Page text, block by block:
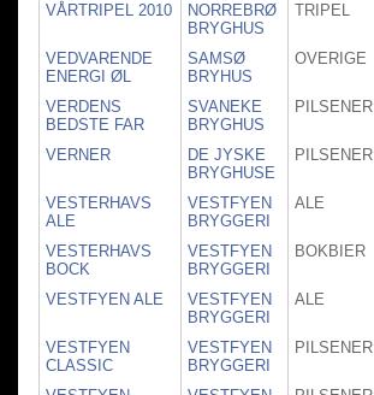
VÅRTRIPEL 2010
NORREBRØ
BRYGHUS
TRIPEL
VEDVARENDE
ENERGI ØL
SAMSØ
BRYHUS
OVERIGE
VERDENS
BEDSTE FAR
SVANEKE
BRYGHUS
PILSENER
VERNER
DE JYSKE
BRYGHUSE
PILSENER
VESTERHAVS
ALE
VESTFYEN
BRYGGERI
ALE
VESTERHAVS
BOCK
VESTFYEN
BRYGGERI
BOKBIER
VESTFYEN ALE
VESTFYEN
BRYGGERI
ALE
VESTFYEN
CLASSIC
VESTFYEN
BRYGGERI
PILSENER